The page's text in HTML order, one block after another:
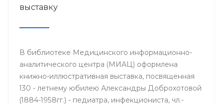
выставку
В библиотеке Медицинского информационно-
аналитического центра (МИАЦ) оформлена
книжно-иллюстративная выставка, посвященная
130 - летнему юбилею Александры Доброхотовой
(1884-1958гг.) - педиатра, инфекциониста, чл.-